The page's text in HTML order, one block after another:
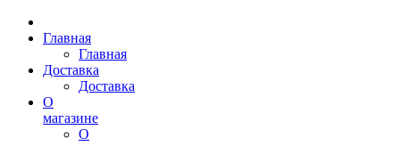
Главная
Главная
Доставка
Доставка
О
магазине
О